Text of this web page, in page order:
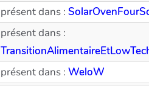
présent dans :
présent dans :
présent dans : WeloW